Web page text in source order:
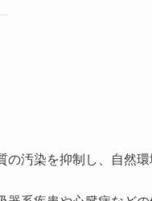
の汚染を抑制し、自然